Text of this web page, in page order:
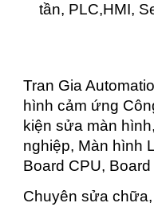
tần, PLC,HMI,
Tran Gia
hình cảm ứng
kiện sửa màn
nghiệp, Màn hình
Board CPU,
Chuyên sửa